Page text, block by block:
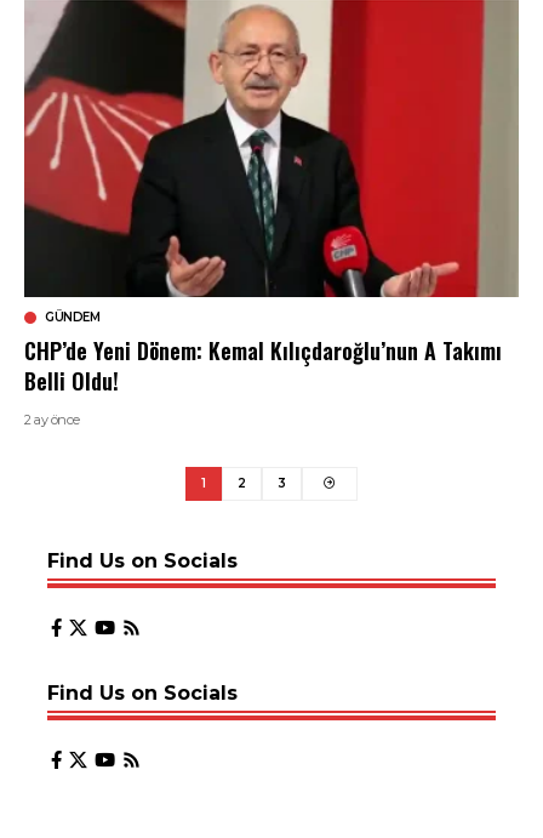
GÜNDEM
CHP’de Yeni Dönem: Kemal Kılıçdaroğlu’nun A Takımı
Belli Oldu!
2 ay önce
1 2 3
Find Us on Socials
Find Us on Socials